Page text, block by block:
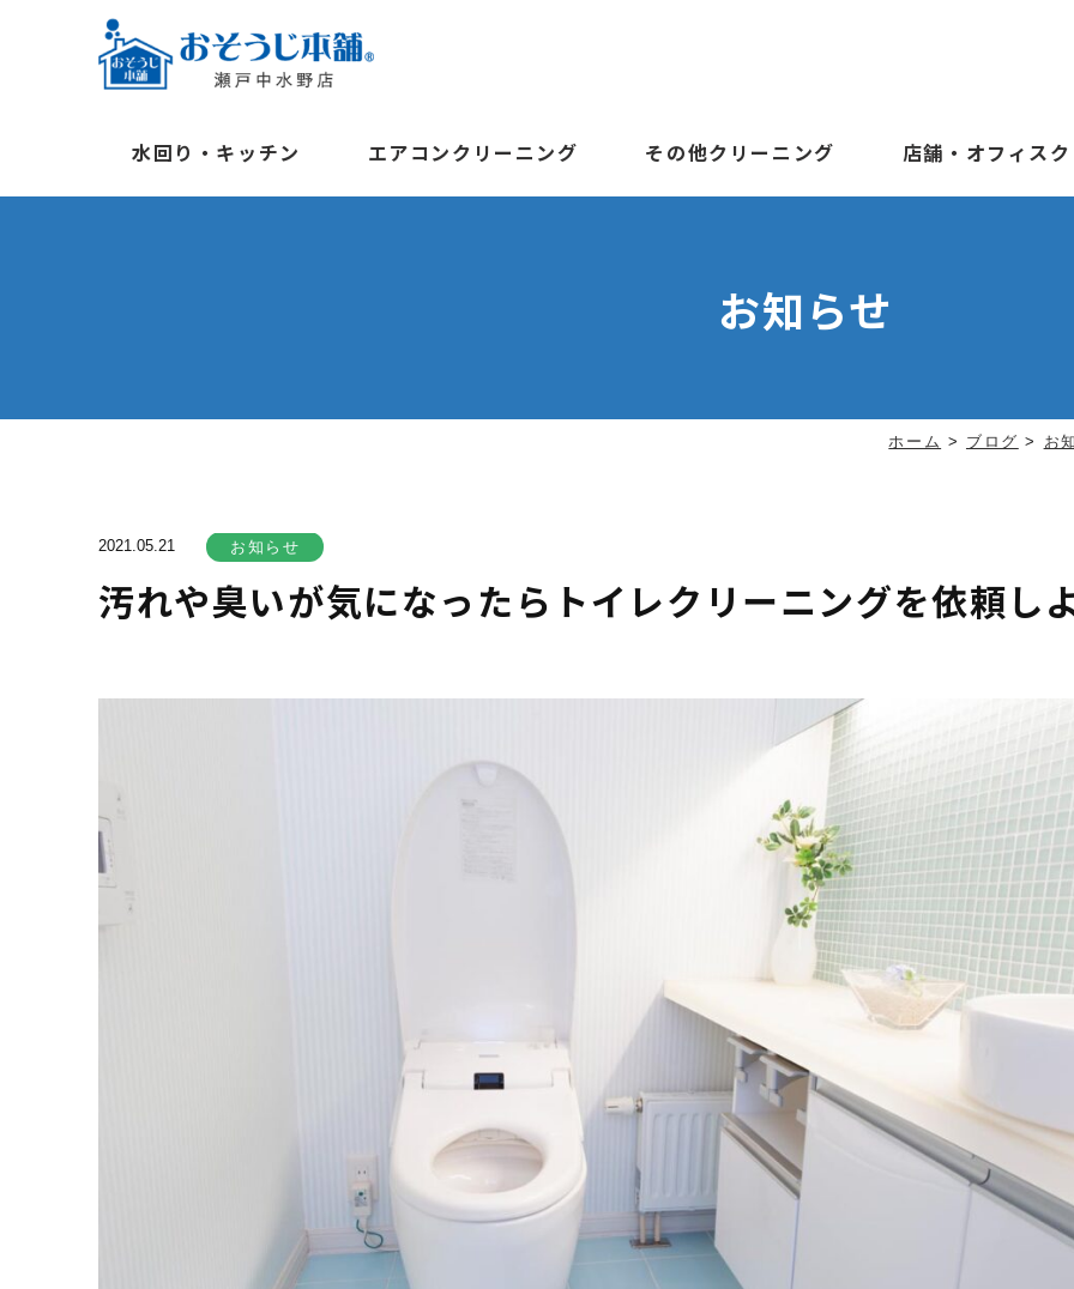
水回り・キッチン エアコンクリーニング その他クリーニング 店舗・オフィス
お知らせ
ホーム > ブログ > お
2021.05.21 お知らせ
汚れや臭いが気になったらトイレクリーニングを依頼し